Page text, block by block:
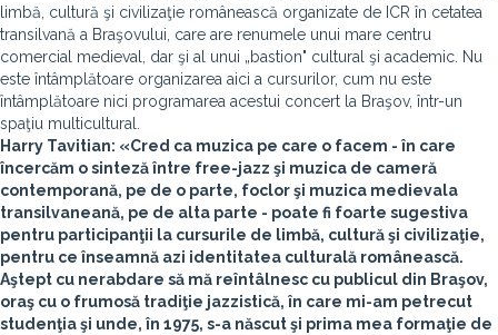
limbă, cultură şi civilizaţie românească organizate de ICR în cetatea
transilvană a Braşovului, care are renumele unui mare centru
comercial medieval, dar şi al unui „bastion" cultural şi academic. Nu
este întâmplătoare organizarea aici a cursurilor, cum nu este
întâmplătoare nici programarea acestui concert la Braşov, într-un
spaţiu multicultural.
Harry Tavitian: «Cred ca muzica pe care o facem - în care
încercăm o sinteză între free-jazz şi muzica de cameră
contemporană, pe de o parte, foclor şi muzica medievala
transilvaneană, pe de alta parte - poate fi foarte sugestiva
pentru participanţii la cursurile de limbă, cultură şi civilizaţie,
pentru ce înseamnă azi identitatea culturală românească.
Aştept cu nerabdare să mă reîntâlnesc cu publicul din Braşov,
oraş cu o frumosă tradiţie jazzistică, în care mi-am petrecut
studenţia şi unde, în 1975, s-a născut şi prima mea formaţie de